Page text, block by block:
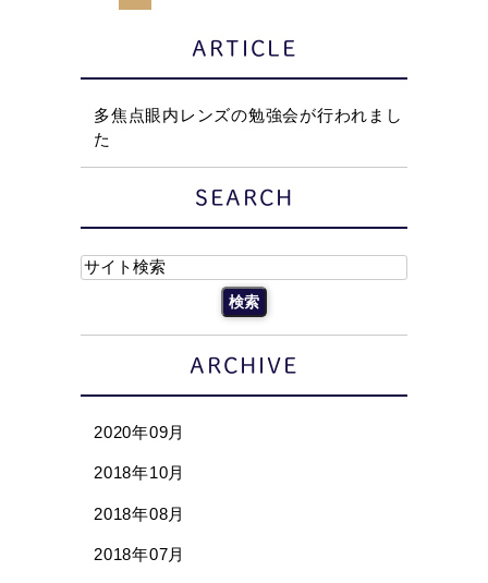
ARTICLE
多焦点眼内レンズの勉強会が行われまし
た
SEARCH
ARCHIVE
2020年09月
2018年10月
2018年08月
2018年07月